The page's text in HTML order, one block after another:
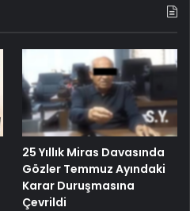
25 Yıllık Miras Davasında
Gözler Temmuz Ayındaki
Karar Duruşmasına
Çevrildi